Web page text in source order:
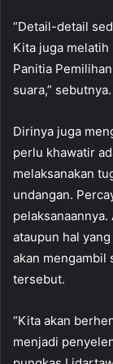
“Detail-detail
Kita juga melatih
Panitia
suara,” sebutnya.
Dirinya juga
perlu khawatir
melaksanakan
undangan.
ataupun hal
akan mengambil
tersebut.
“Kita akan
menjadi